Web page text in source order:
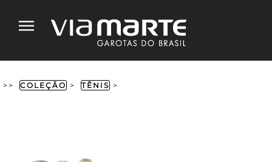
>> COLEÇÃO > TÊNIS >